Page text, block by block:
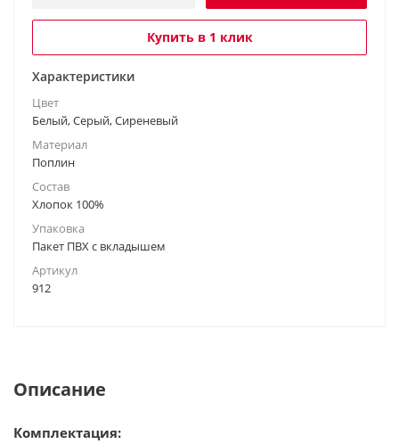
Купить в 1 клик
Характеристики
Цвет
Белый, Серый, Сиреневый
Материал
Поплин
Состав
Хлопок 100%
Упаковка
Пакет ПВХ с вкладышем
Артикул
912
Описание
Комплектация: